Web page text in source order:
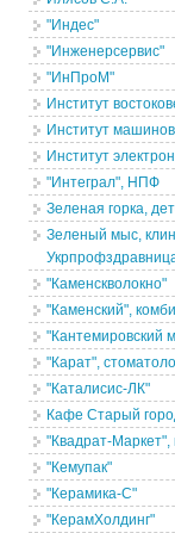
"Индес"
"Инженерсервис"
"ИнПроМ"
Институт
Институт
Институт
"Интеграл", НПФ
Зеленая горка,
Зеленый мыс,
"Каменскволокно"
"Каменский",
"Кантемировский
"Карат",
"Каталисис-ЛК"
Кафе Старый
"Квадрат-Маркет",
"Кемупак"
"Керамика-С"
"КерамХолдинг"